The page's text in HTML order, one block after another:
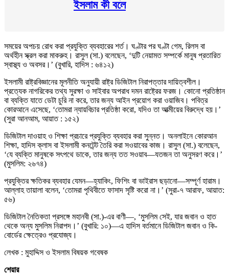
ইসলাম কী বলে
সময়ের অপচয় রোধ করা প্রযুক্তি ব্যবহারের শর্ত। ঘণ্টার পর ঘণ্টা গেম, রিলস বা
অর্থহীন স্ক্রল করা মাকরুহ। রাসুল (সা.) বলেছেন, ‘দুটি নেয়ামত সম্পর্কে মানুষ প্রতারিত
স্বাস্থ্য ও অবসর।’ (বুখারি, হাদিস : ৬৪১২)
ইসলামী রাষ্ট্রবিজ্ঞানের মূলনীতি অনুযায়ী রাষ্ট্র ডিজিটাল নিরাপত্তার দায়িত্বশীল।
প্রত্যেক নাগরিকের তথ্য সুরক্ষা ও সাইবার অপরাধ দমন রাষ্ট্রের ফরজ। কোনো প্রতিষ্ঠান
বা ব্যক্তি যাতে ডেটা চুরি না করে, তার জন্য আইন প্রয়োগ করা ওয়াজিব। পবিত্র
কোরআনে এসেছে, ‘তোমরা ন্যায়বিচার প্রতিষ্ঠা করো, যদিও তা আত্মীয়ের বিরুদ্ধে হয়।’
(সুরা আনআম, আয়াত : ১৫২)
ডিজিটাল দাওয়াহ ও শিক্ষা প্রচারে প্রযুক্তি ব্যবহার করা সুন্নত। অনলাইনে কোরআন
শিক্ষা, হাদিস ক্লাস বা ইসলামী কনটেন্ট তৈরি করা সওয়াবের কাজ। রাসুল (সা.) বলেছেন,
‘যে ব্যক্তি মানুষকে সৎপথে ডাকে, তার জন্য তত সওয়াব—যতজন তা অনুসরণ করে।’
(মুসলিম: ২৬৭৪)
প্রযুক্তির ক্ষতিকর ব্যবহার যেমন—হ্যাকিং, ফিশিং বা ভাইরাস ছড়ানো—সম্পূর্ণ হারাম।
আল্লাহ তায়ালা বলেন, ‘তোমরা পৃথিবীতে ফাসাদ সৃষ্টি করো না।’ (সুরা-৭ আরাফ, আয়াত:
৫৬)
ডিজিটাল নৈতিকতা প্রসঙ্গে মহানবী (সা.)-এর বাণী—, ‘মুসলিম সেই, যার জবান ও হাত
থেকে অন্য মুসলিম নিরাপদ।’ (বুখারি: ১০)—এ হাদিস বর্তমানে ডিজিটাল জবান ও কি-
বোর্ডের ক্ষেত্রেও প্রযোজ্য।
লেখক : মুহাদ্দিস ও ইসলাম বিষয়ক গবেষক
শেয়ার